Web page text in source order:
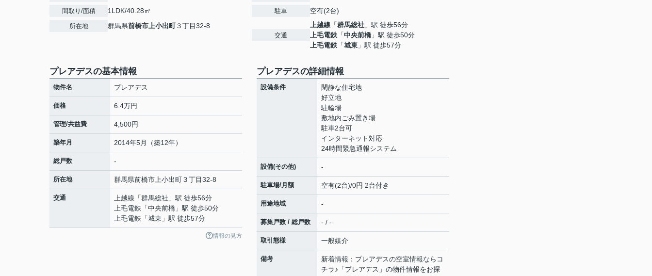
間取り/面積 1LDK/40.28㎡
所在地 群馬県前橋市 上小出町３丁目32-8
駐車 空有(2台)
交通
上越線 「群馬総社 」駅 徒歩56分
上毛電鉄 「中央前橋 」駅 徒歩50分
上毛電鉄 「城東 」駅 徒歩57分
プレアデスの基本情報
物件名 プレアデス
価格 6.4万円
管理/共益費 4,500円
築年月 2014年5月（築12年）
総戸数 -
所在地 群馬県前橋市 上小出町３丁目32-8
交通 上越線 「群馬総社 」駅 徒歩56分
上毛電鉄 「中央前橋 」駅 徒歩50分
上毛電鉄 「城東 」駅 徒歩57分
情報の見方
プレアデスの詳細情報
設備条件
閑静な住宅地
好立地
駐輪場
敷地内ごみ置き場
駐車2台可
インターネット対応
24時間緊急通報システム
設備(その他) -
駐車場/月額 空有(2台)/0円 2台付き
用途地域 -
募集戸数 / 総戸数 - / -
取引態様 一般媒介
備考
新着情報：プレアデスの空室情報ならコ
チラ♪「プレアデス」の物件情報をお探